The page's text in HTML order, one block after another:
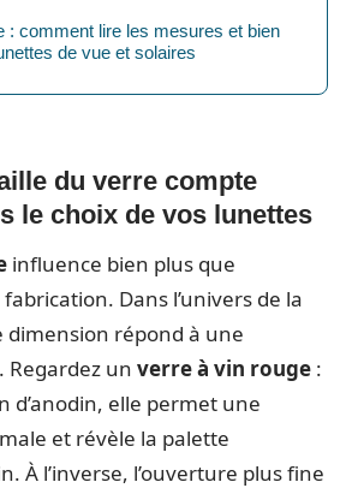
: comment lire les mesures et bien
de vue et solaires
du verre compte
le choix de vos lunettes
influence bien plus que
Dans l’univers de la
dimension répond à une
Regardez un verre à vin rouge :
d’anodin, elle permet une
et révèle la palette
À l’inverse, l’ouverture plus fine